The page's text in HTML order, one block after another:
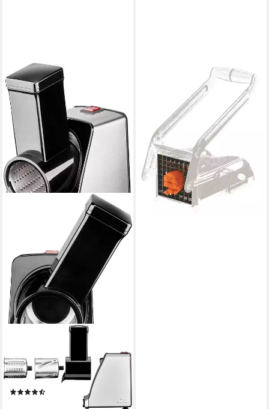
Zerkleinerer Slice & More
350 W Leistung
Netzkabel Betriebsart
Gemüseschneider Edelstahl
Schneideinsatz
Gewindeeinsatz Selbstschn
17,95 €
lieferbar - in 3-4 Werktagen bei dir